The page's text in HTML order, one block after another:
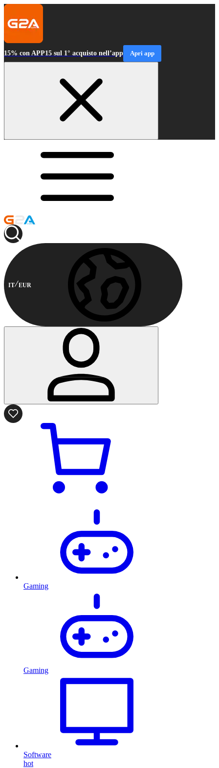
15% con APP15 sul 1° acquisto nell’app Apri app
IT EUR
Gaming
Gaming
Software
hot